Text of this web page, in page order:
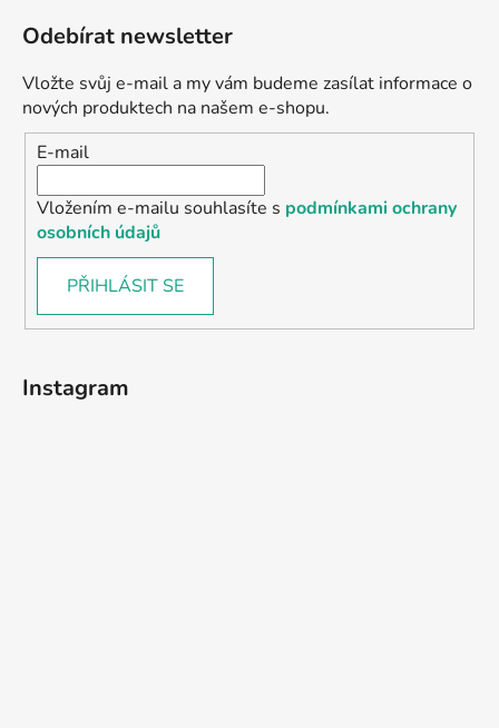
Odebírat newsletter
Vložte svůj e-mail a my vám budeme zasílat informace o
nových produktech na našem e-shopu.
E-mail
Vložením e-mailu souhlasíte s podmínkami ochrany
osobních údajů
PŘIHLÁSIT SE
Instagram